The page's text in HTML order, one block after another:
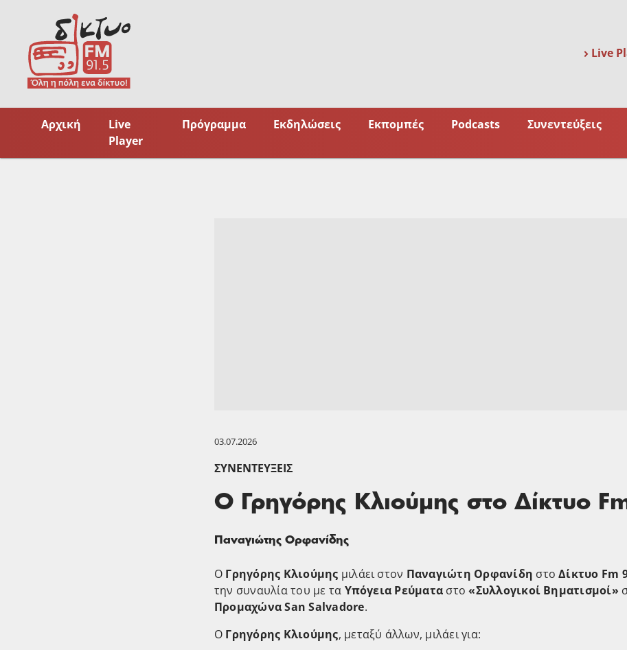
content
Live
Αρχική
Live
Player
Πρόγραμμα Εκδηλώσεις Εκπομπές Podcasts Συνεντεύξεις
03.07.2026
ΣΥΝΕΝΤΕΎΞΕΙΣ
Ο Γρηγόρης Κλιούμης στο Δίκτυο
Παναγιώτης Ορφανίδης
Ο Γρηγόρης Κλιούμης μιλάει στoν Παναγιώτη Ορφανίδη στοΔίκτυο Fm
την συναυλία του με τα Υπόγεια Ρεύματα στο«Συλλογικοί Βηματισμοί»
Προμαχώνα San Salvadore.
Ο Γρηγόρης Κλιούμης, μεταξύ άλλων, μιλάει για: